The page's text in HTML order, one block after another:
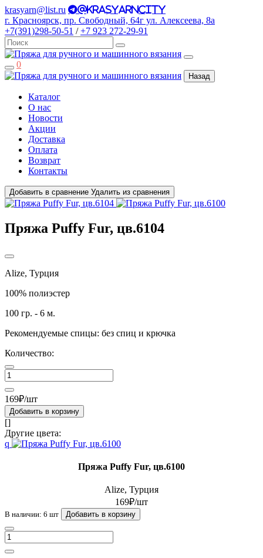
krasyarn@list.ru @krasyarncity
г. Красноярск, пр. Свободный, 64г ул. Алексеева, 8а
+7(391)298-50-51 / +7 923 272-29-91
0
Назад
Каталог
О нас
Новости
Акции
Доставка
Оплата
Возврат
Контакты
Добавить в сравнение Удалить из сравнения
Пряжа Puffy Fur, цв.6104
Alize, Турция
100% полиэстер
100 гр. - 6 м.
Рекомендуемые спицы: без спиц и крючка
Количество:
169₽/шт
Добавить в корзину
[]
Другие цвета:
q
Пряжа Puffy Fur, цв.6100
Alize, Турция
169₽/шт
В наличии: 6 шт Добавить в корзину